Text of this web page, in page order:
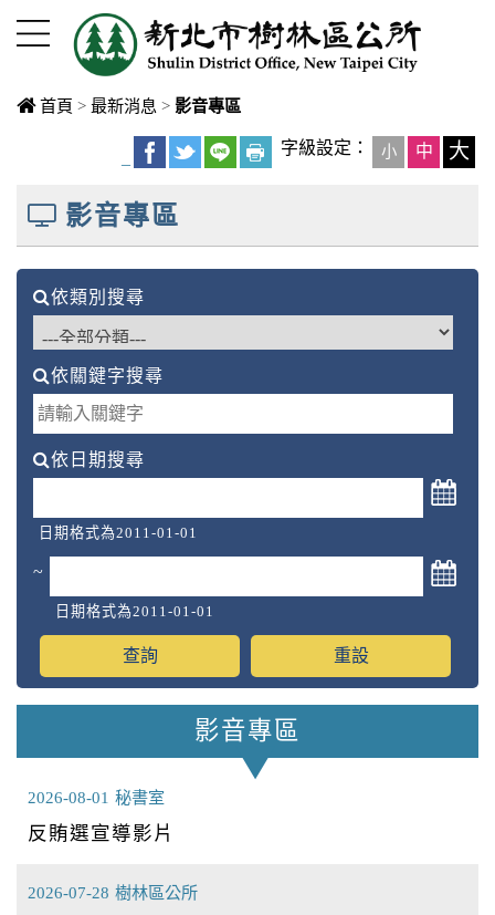
進入內容區塊
首頁 > 最新消息 > 影音專區
字級設定： 小 中 大
影音專區
依類別搜尋
依關鍵字搜尋
依日期搜尋
日期格式為2011-01-01
~
日期格式為2011-01-01
影音專區
2026-08-01 秘書室
反賄選宣導影片
2026-07-28 樹林區公所